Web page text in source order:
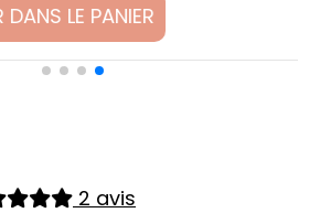
AJOUTER DANS LE PANIER
2 avis